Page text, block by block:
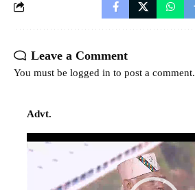
Leave a Comment
You must be logged in to post a comment.
Advt.
Video